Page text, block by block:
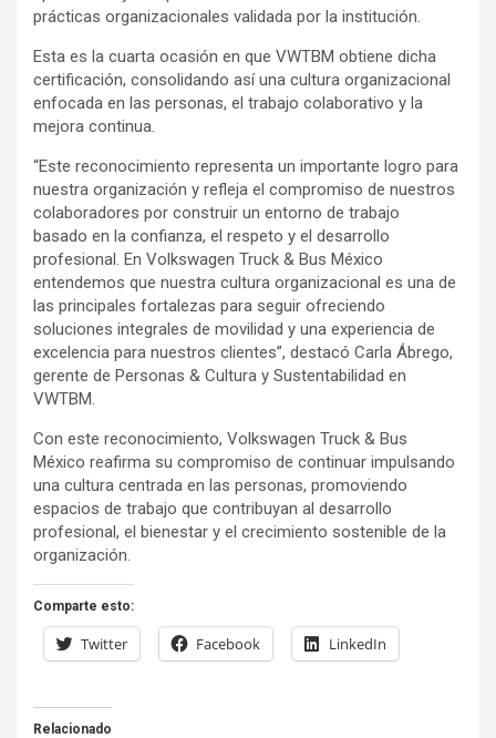
prácticas organizacionales validada por la institución.
Esta es la cuarta ocasión en que VWTBM obtiene dicha
certificación, consolidando así una cultura organizacional
enfocada en las personas, el trabajo colaborativo y la
mejora continua.
“Este reconocimiento representa un importante logro para
nuestra organización y refleja el compromiso de nuestros
colaboradores por construir un entorno de trabajo
basado en la confianza, el respeto y el desarrollo
profesional. En Volkswagen Truck & Bus México
entendemos que nuestra cultura organizacional es una de
las principales fortalezas para seguir ofreciendo
soluciones integrales de movilidad y una experiencia de
excelencia para nuestros clientes”, destacó Carla Ábrego,
gerente de Personas & Cultura y Sustentabilidad en
VWTBM.
Con este reconocimiento, Volkswagen Truck & Bus
México reafirma su compromiso de continuar impulsando
una cultura centrada en las personas, promoviendo
espacios de trabajo que contribuyan al desarrollo
profesional, el bienestar y el crecimiento sostenible de la
organización.
Comparte esto:
Twitter Facebook LinkedIn
Relacionado